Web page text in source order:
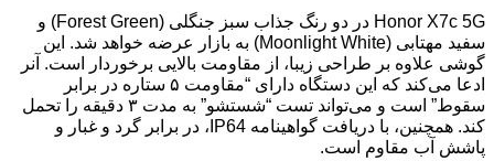
Honor X7c 5G در دو رنگ جذاب سبز جنگلی (Forest Green) و
سفید مهتابی (Moonlight White) به بازار عرضه خواهد شد. این
گوشی علاوه بر طراحی زیبا، از مقاومت بالایی برخوردار است. آنر
ادعا می‌کند که این دستگاه دارای “مقاومت ۵ ستاره در برابر
سقوط” است و می‌تواند تست “شستشو” به مدت ۳ دقیقه را تحمل
کند. همچنین، با دریافت گواهینامه IP64، در برابر گرد و غبار و
پاشش آب مقاوم است.